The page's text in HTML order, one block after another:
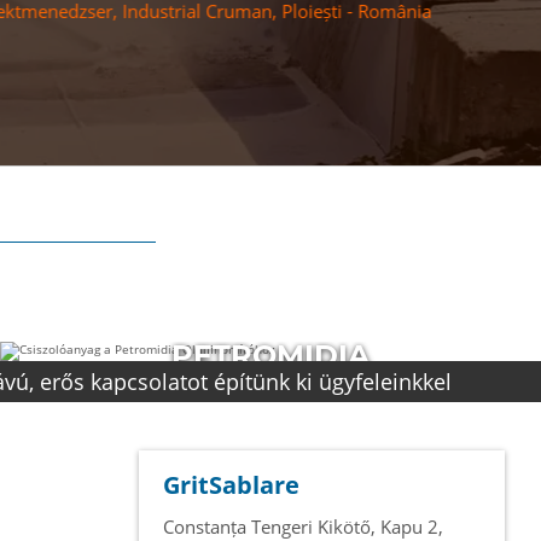
VÉGREHAJTOTT PROJEKT
CHEVRON
PLATFORMHOZ
ki ügyfeleinkkel
GritSablare
Constanța Tengeri Kikötő, Kapu 2,